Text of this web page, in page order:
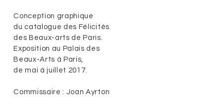
Conception graphique
du catalogue des Félicités
des Beaux-arts de Paris.
Exposition au Palais des
Beaux-Arts à Paris,
de mai à juillet 2017.
Commissaire : Joan Ayrton